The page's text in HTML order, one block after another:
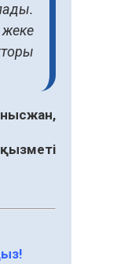
жеке